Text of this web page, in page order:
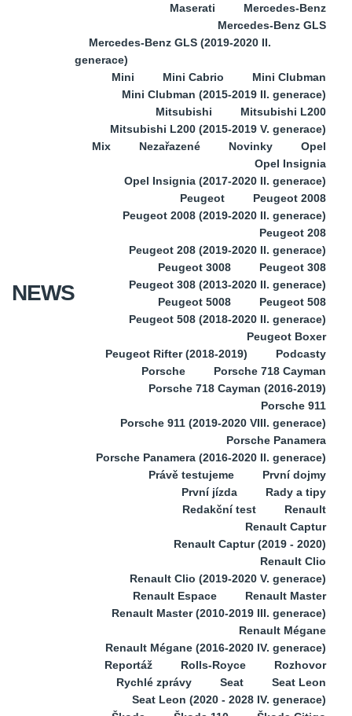
NEWS
Maserati
Mercedes-Benz
Mercedes-Benz GLS
Mercedes-Benz GLS (2019-2020 II.
generace)
Mini
Mini Cabrio
Mini Clubman
Mini Clubman (2015-2019 II. generace)
Mitsubishi
Mitsubishi L200
Mitsubishi L200 (2015-2019 V. generace)
Mix
Nezařazené Novinky
Opel
Opel Insignia
Opel Insignia (2017-2020 II. generace)
Peugeot
Peugeot 2008
Peugeot 2008 (2019-2020 II. generace)
Peugeot 208
Peugeot 208 (2019-2020 II. generace)
Peugeot 3008
Peugeot 308
Peugeot 308 (2013-2020 II. generace)
Peugeot 5008
Peugeot 508
Peugeot 508 (2018-2020 II. generace)
Peugeot Boxer
Peugeot Rifter (2018-2019)
Podcasty
Porsche
Porsche 718 Cayman
Porsche 718 Cayman (2016-2019)
Porsche 911
Porsche 911 (2019-2020 VIII. generace)
Porsche Panamera
Porsche Panamera (2016-2020 II. generace)
Právě testujeme
První dojmy
První jízda
Rady a tipy
Redakční test
Renault
Renault Captur
Renault Captur (2019 - 2020)
Renault Clio
Renault Clio (2019-2020 V. generace)
Renault Espace
Renault Master
Renault Master (2010-2019 III. generace)
Renault Mégane
Renault Mégane (2016-2020 IV. generace)
Reportáž
Rolls-Royce
Rozhovor
Rychlé zprávy
Seat
Seat Leon
Seat Leon (2020 - 2028 IV. generace)